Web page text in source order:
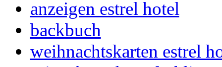
anzeigen estrel hotel
backbuch
weihnachtskarten estrel